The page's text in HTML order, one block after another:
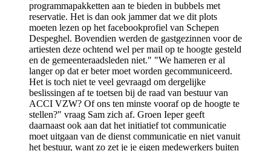
programmapakketten aan te bieden in bubbels met
reservatie. Het is dan ook jammer dat we dit plots
moeten lezen op het facebookprofiel van Schepen
Despeghel. Bovendien werden de gastgezinnen voor de
artiesten deze ochtend wel per mail op te hoogte gesteld
en de gemeenteraadsleden niet." "We hameren er al
langer op dat er beter moet worden gecommuniceerd.
Het is toch niet te veel gevraagd om dergelijke
beslissingen af te toetsen bij de raad van bestuur van
ACCI VZW? Of ons ten minste vooraf op de hoogte te
stellen?" vraag Sam zich af. Groen Ieper geeft
daarnaast ook aan dat het initiatief tot communicatie
moet uitgaan van de dienst communicatie en niet vanuit
het bestuur, want zo zet je je eigen medewerkers buiten